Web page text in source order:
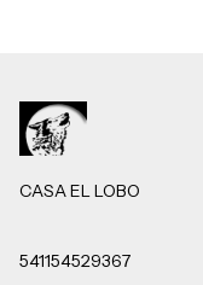
CASA EL LOBO
541154529367